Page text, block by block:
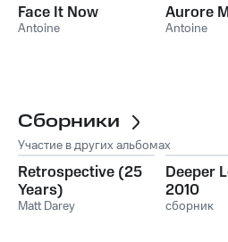
Face It Now
Antoine
Aurore
Antoine
Сборники
Участие в других альбомах
Retrospective (25
Years)
Matt Darey
Deeper
2010
сборник